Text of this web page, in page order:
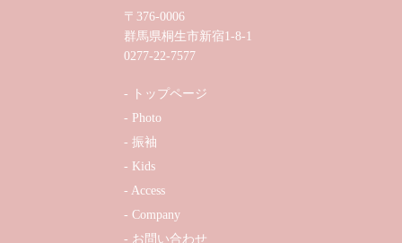
〒376-0006
群馬県桐生市新宿1-8-1
0277-22-7577
トップページ
Photo
振袖
Kids
Access
Company
お問い合わせ